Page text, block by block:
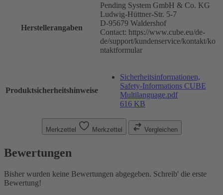
Herstellerangaben
Pending System GmbH & Co. KG
Ludwig-Hüttner-Str. 5-7
D-95679 Waldershof
Contact: https://www.cube.eu/de-
de/support/kundenservice/kontakt/ko
ntaktformular
Produktsicherheitshinweise
Sicherheitsinformationen,
Safety-Informations CUBE
Multilanguage.pdf
616 KB
Merkzettel Merkzettel Vergleichen
Bewertungen
Bisher wurden keine Bewertungen abgegeben. Schreib' die erste
Bewertung!